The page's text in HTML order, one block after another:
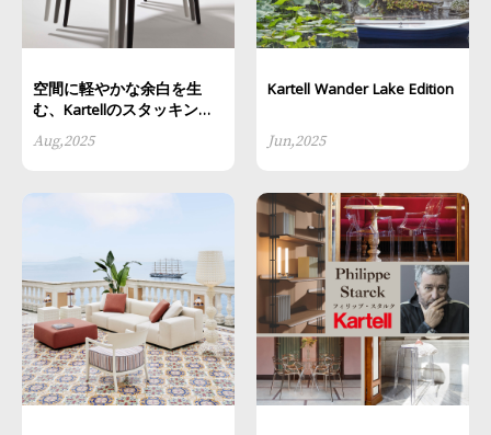
空間に軽やかな余白を生
む、Kartellのスタッキング
チェア
Aug,2025
Kartell Wander Lake Edition
Jun,2025